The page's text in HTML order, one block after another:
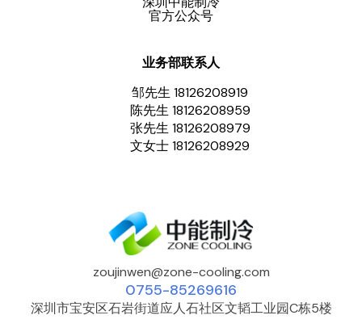
官方公众号
业务部联系人
邹先生 18126208919
陈先生 18126208959
张先生 18126208979
文女士 18126208929
zoujinwen@zone-cooling.com
0755-85269616
深圳市宝安区石岩街道应人石社区文韬工业园C栋5楼